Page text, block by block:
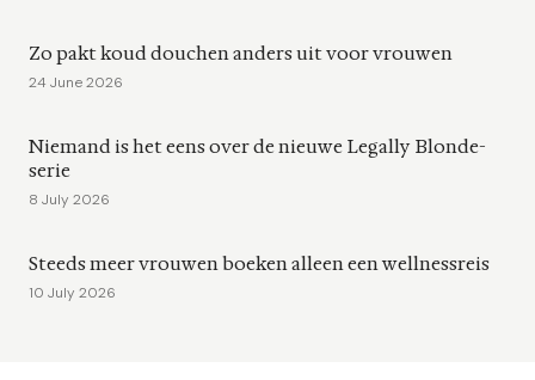
Zo pakt koud douchen anders uit voor vrouwen
24 June 2026
Niemand is het eens over de nieuwe Legally Blonde-
serie
8 July 2026
Steeds meer vrouwen boeken alleen een wellnessreis
10 July 2026